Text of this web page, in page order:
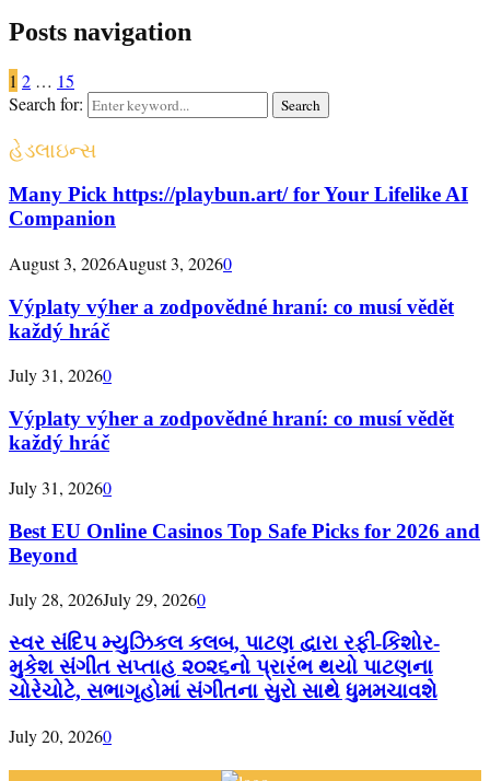
Posts navigation
1 2 … 15
Search for:
Search
હેડલાઇન્સ
Many Pick https://playbun.art/ for Your Lifelike AI
Companion
August 3, 2026August 3, 20260
Výplaty výher a zodpovědné hraní: co musí vědět
každý hráč
July 31, 20260
Výplaty výher a zodpovědné hraní: co musí vědět
každý hráč
July 31, 20260
Best EU Online Casinos Top Safe Picks for 2026 and
Beyond
July 28, 2026July 29, 20260
સ્વર સંદિપ મ્યુઝિકલ કલબ, પાટણ દ્વારા રફી-કિશોર-
મુકેશ સંગીત સપ્તાહ ૨૦૨૬નો પ્રારંભ થયો પાટણના
ચોરેચોટે, સભાગૃહોમાં સંગીતના સુરો સાથે ધુમમચાવશે
July 20, 20260